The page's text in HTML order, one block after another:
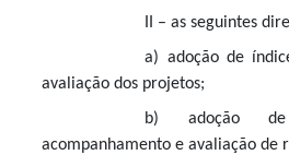
II – as seguintes
a) adoção de
avaliação dos projetos;
b) adoção de
acompanhamento e avaliação de